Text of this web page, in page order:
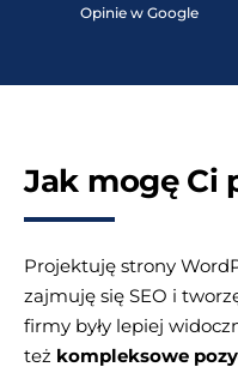
Opinie w Google
Jak mogę Ci
Projektuję strony
zajmuję się SEO i
firmy były lepiej
też kompleksowe